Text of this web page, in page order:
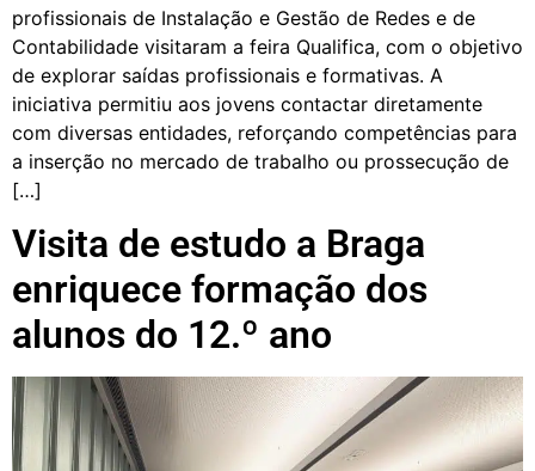
profissionais de Instalação e Gestão de Redes e de
Contabilidade visitaram a feira Qualifica, com o objetivo
de explorar saídas profissionais e formativas. A
iniciativa permitiu aos jovens contactar diretamente
com diversas entidades, reforçando competências para
a inserção no mercado de trabalho ou prossecução de
[…]
Visita de estudo a Braga
enriquece formação dos
alunos do 12.º ano